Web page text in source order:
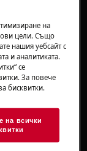
по-ниска
на
цели. Също
нашия уебсайт с
и аналитиката.
се
За повече
бисквитки.
на всички